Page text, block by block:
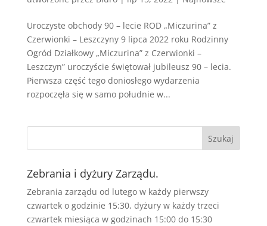
Uroczyste obchody 90 – lecie ROD „Miczurina” z
Czerwionki – Leszczyny 9 lipca 2022 roku Rodzinny
Ogród Działkowy „Miczurina” z Czerwionki –
Leszczyn” uroczyście świętował jubileusz 90 – lecia.
Pierwsza część tego doniosłego wydarzenia
rozpoczęła się w samo południe w...
Zebrania i dyżury Zarządu.
Zebrania zarządu od lutego w każdy pierwszy
czwartek o godzinie 15:30, dyżury w każdy trzeci
czwartek miesiąca w godzinach 15:00 do 15:30